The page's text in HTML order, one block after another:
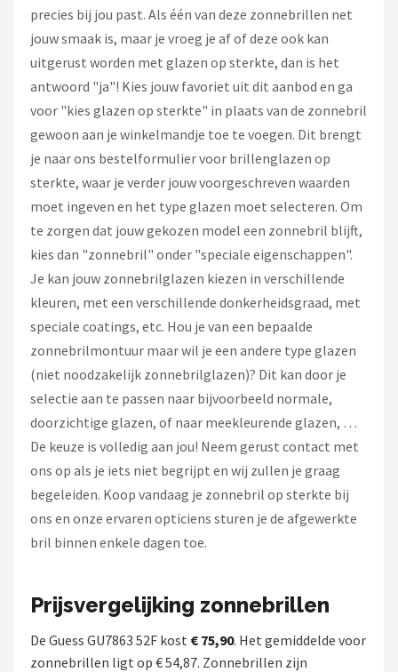
precies bij jou past. Als één van deze zonnebrillen net
jouw smaak is, maar je vroeg je af of deze ook kan
uitgerust worden met glazen op sterkte, dan is het
antwoord "ja"! Kies jouw favoriet uit dit aanbod en ga
voor "kies glazen op sterkte" in plaats van de zonnebril
gewoon aan je winkelmandje toe te voegen. Dit brengt
je naar ons bestelformulier voor brillenglazen op
sterkte, waar je verder jouw voorgeschreven waarden
moet ingeven en het type glazen moet selecteren. Om
te zorgen dat jouw gekozen model een zonnebril blijft,
kies dan "zonnebril" onder "speciale eigenschappen".
Je kan jouw zonnebrilglazen kiezen in verschillende
kleuren, met een verschillende donkerheidsgraad, met
speciale coatings, etc. Hou je van een bepaalde
zonnebrilmontuur maar wil je een andere type glazen
(niet noodzakelijk zonnebrilglazen)? Dit kan door je
selectie aan te passen naar bijvoorbeeld normale,
doorzichtige glazen, of naar meekleurende glazen, …
De keuze is volledig aan jou! Neem gerust contact met
ons op als je iets niet begrijpt en wij zullen je graag
begeleiden. Koop vandaag je zonnebril op sterkte bij
ons en onze ervaren opticiens sturen je de afgewerkte
bril binnen enkele dagen toe.
Prijsvergelijking zonnebrillen
De Guess GU7863 52F kost € 75,90. Het gemiddelde voor
zonnebrillen ligt op € 54,87. Zonnebrillen zijn